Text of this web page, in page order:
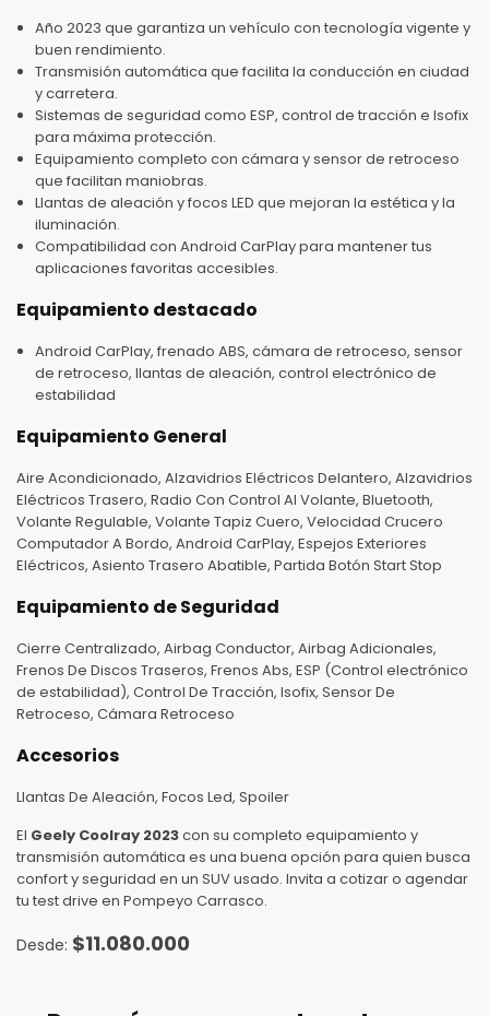
Año 2023 que garantiza un vehículo con tecnología vigente y
buen rendimiento.
Transmisión automática que facilita la conducción en ciudad
y carretera.
Sistemas de seguridad como ESP, control de tracción e Isofix
para máxima protección.
Equipamiento completo con cámara y sensor de retroceso
que facilitan maniobras.
Llantas de aleación y focos LED que mejoran la estética y la
iluminación.
Compatibilidad con Android CarPlay para mantener tus
aplicaciones favoritas accesibles.
Equipamiento destacado
Android CarPlay, frenado ABS, cámara de retroceso, sensor
de retroceso, llantas de aleación, control electrónico de
estabilidad
Equipamiento General
Aire Acondicionado, Alzavidrios Eléctricos Delantero, Alzavidrios
Eléctricos Trasero, Radio Con Control Al Volante, Bluetooth,
Volante Regulable, Volante Tapiz Cuero, Velocidad Crucero
Computador A Bordo, Android CarPlay, Espejos Exteriores
Eléctricos, Asiento Trasero Abatible, Partida Botón Start Stop
Equipamiento de Seguridad
Cierre Centralizado, Airbag Conductor, Airbag Adicionales,
Frenos De Discos Traseros, Frenos Abs, ESP (Control electrónico
de estabilidad), Control De Tracción, Isofix, Sensor De
Retroceso, Cámara Retroceso
Accesorios
Llantas De Aleación, Focos Led, Spoiler
El Geely Coolray 2023con su completo equipamiento y
transmisión automática es una buena opción para quien busca
confort y seguridad en un SUV usado. Invita a cotizar o agendar
tu test drive en Pompeyo Carrasco.
$11.080.000